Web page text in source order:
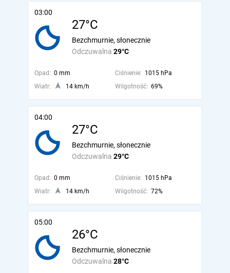
03:00
27°C
Odczuwalna 29°C
Bezchmurnie, słonecznie
Opad: 0 mm Ciśnienie: 1015 hPa
Wiatr:
14 km/h Wilgotność: 69%
04:00
27°C
Odczuwalna 29°C
Bezchmurnie, słonecznie
Opad: 0 mm Ciśnienie: 1015 hPa
Wiatr:
14 km/h Wilgotność: 72%
05:00
26°C
Odczuwalna 28°C
Bezchmurnie, słonecznie